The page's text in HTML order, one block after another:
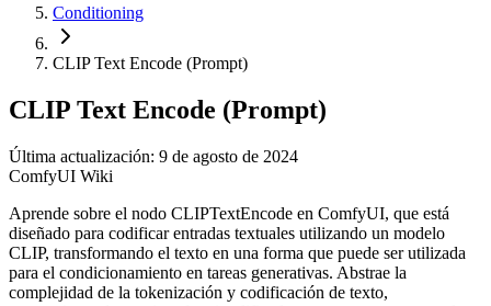
Conditioning
CLIP Text Encode (Prompt)
CLIP Text Encode (Prompt)
Última actualización: 9 de agosto de 2024
ComfyUI Wiki
Aprende sobre el nodo CLIPTextEncode en ComfyUI, que está
diseñado para codificar entradas textuales utilizando un modelo
CLIP, transformando el texto en una forma que puede ser utilizada
para el condicionamiento en tareas generativas. Abstrae la
complejidad de la tokenización y codificación de texto,